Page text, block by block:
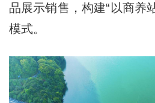
品展示销售，构建“以商养
模式。